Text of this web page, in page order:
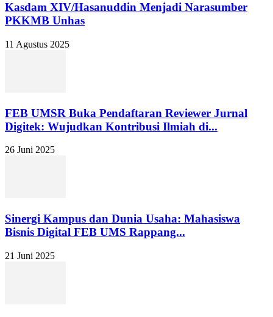
Kasdam XIV/Hasanuddin Menjadi Narasumber
PKKMB Unhas
11 Agustus 2025
FEB UMSR Buka Pendaftaran Reviewer Jurnal
Digitek: Wujudkan Kontribusi Ilmiah di...
26 Juni 2025
Sinergi Kampus dan Dunia Usaha: Mahasiswa
Bisnis Digital FEB UMS Rappang...
21 Juni 2025